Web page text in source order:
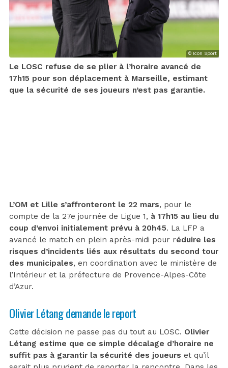
© Icon Sport
Le LOSC refuse de se plier à l’horaire avancé de
17h15 pour son déplacement à Marseille, estimant
que la sécurité de ses joueurs n’est pas garantie.
L’OM et Lille s’affronteront le 22 mars, pour le
compte de la 27e journée de Ligue 1, à 17h15 au lieu du
coup d’envoi initialement prévu à 20h45. La LFP a
avancé le match en plein après-midi pour réduire les
risques d’incidents liés aux résultats du second tour
des municipales, en coordination avec le ministère de
l’Intérieur et la préfecture de Provence-Alpes-Côte
d’Azur.
Olivier Létang demande le report
Cette décision ne passe pas du tout au LOSC. Olivier
Létang estime que ce simple décalage d’horaire ne
suffit pas à garantir la sécurité des joueurs et qu’il